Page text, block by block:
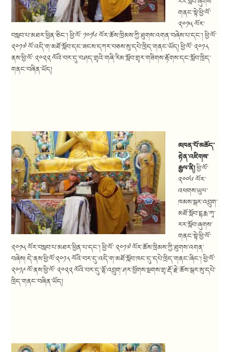
གནང་སྟེ་ཕྱི་ལོ་
༢༠༡༥ ལོར་
བསླབ་པ་མཐར་ཕྱིན་ཅིང་། ཕྱི་ལོ་ ༡༠༡༦ ལོར་ཆོས་ཁྲིམས་ཀྱི་ཐུགས་འགན་བཞེས་པ་དང་། ཕྱི་ལོ་
༢༠༡༧ ལོ་འདི་ག་མཐོ་སློབ་དང་ཟངས་དཀར་བཅས་སུ་དཔེ་ཁྲིད་གནང་ཡོད། ཕྱི་ལོ་ ༢༠༡༨
ནས་ཕྱི་ལོ་ ༢༠༢༢ ལོའི་བར་དུ་བཤད་གྲྭའི་གཞི་རིམ་སློབ་གྲྭར་གཟིགས་རྟོགས་དང་སློབ་ཁྲིད་
གནང་བཞིན་ཡོད།
མཁན་པོ་མཆོད་
རྟེན་འཇིགས་
རྒྱལ་ནི།ཕྱི་ལོ་
༢༠༠༦ ལོར་
འཕགས་ཡུལ་
ཁམས་སྒར་འབྲུག་
མཐོ་སློབ་དྷརྨ་ཀཱ་
རར་སློབ་ཞུགས་
གནང་སྟེ་ཕྱི་ལོ་
༢༠༡༥ ལོར་བསླབ་པ་མཐར་ཕྱིན་པ་དང་། ཕྱི་ལོ་ ༢༠༡༧ ལོར་ཆོས་ཁྲིམས་ཀྱི་ཐུགས་འགན་
བཞེས། དེ་ནས་ཕྱི་ལོ་༢༠༡༨ ལོའི་བར་དུ་འདི་ག་མཐོ་སློབ་ཁང་དུ་དཔེ་ཁྲིད་གནང་ཞིང་། ཕྱི་ལོ་
༢༠༡༩ ལོ་ནས་ཕྱི་ལོ་ ༢༠༢༢ ལོའི་བར་དུ་ལྷོ་འབྲུག་ཤར་ཕྱོགས་སྔགས་གྲྭ་རྡོ་རྗེ་ཆོས་སྒར་སུ་དཔེ་
ཁྲིད་གནང་བཞིན་ཡོད།